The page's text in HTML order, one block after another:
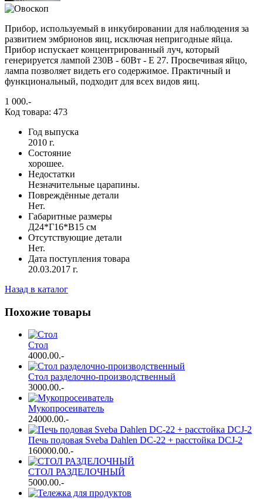
Прибор, используемый в инкубировании для наблюдения за
развитием эмбрионов яиц, исключая непригодные яйца.
Прибор испускает концентрированный луч, который
генерируется лампой 230В - 60Вт - E 27. Просвечивая яйцо,
лампа позволяет видеть его содержимое. Практичный и
функциональный, подходит для всех видов яиц.
1 000.-
Код товара: 473
Год выпуска
2010 г.
Состояние
хорошее.
Недостатки
Незначительные царапины.
Повреждённые детали
Нет.
Габаритные размеры
Д24*Г16*В15 см
Отсутствующие детали
Нет.
Дата поступления товара
20.03.2017 г.
Назад в каталог
Похожие товары
Стол
4000.00.-
Стол разделочно-производственный
3000.00.-
Мукопросеиватель
24000.00.-
Печь подовая Sveba Dahlen DC-22 + расстойка DCJ-2
160000.00.-
СТОЛ РАЗДЕЛОЧНЫЙ
5000.00.-